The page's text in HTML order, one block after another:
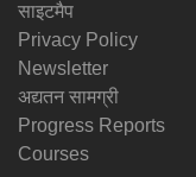
साइटमैप
Privacy Policy
Newsletter
अद्यतन सामग्री
Progress Reports
Courses